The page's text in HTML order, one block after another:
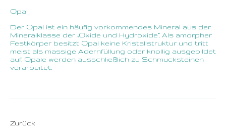
Opal
Der Opal ist ein häufig vorkommendes Mineral aus der
Mineralklasse der „Oxide und Hydroxide“. Als amorpher
Festkörper besitzt Opal keine Kristallstruktur und tritt
meist als massige Adernfüllung oder knollig ausgebildet
auf. Opale werden ausschließlich zu Schmucksteinen
verarbeitet.
Zurück